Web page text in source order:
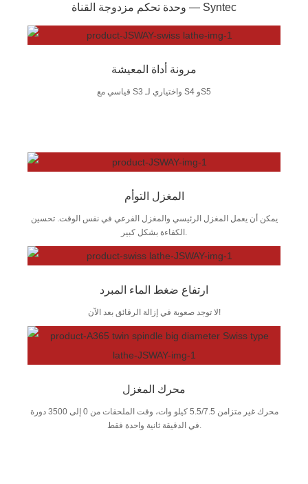
وحدة تحكم مزدوجة القناة — Syntec
مرونة أداة المعيشة
قياسي مع S3 واختياري لـ S4 وS5
المغزل التوأم
يمكن أن يعمل المغزل الرئيسي والمغزل الفرعي في نفس الوقت. تحسين
ارتفاع ضغط الماء المبرد
لا توجد صعوبة في إزالة الرقائق بعد الآن!
محرك المغزل
محرك غير متزامن 5.5/7.5 كيلو وات، وقت الملحقات من 0 إلى 3500 دورة